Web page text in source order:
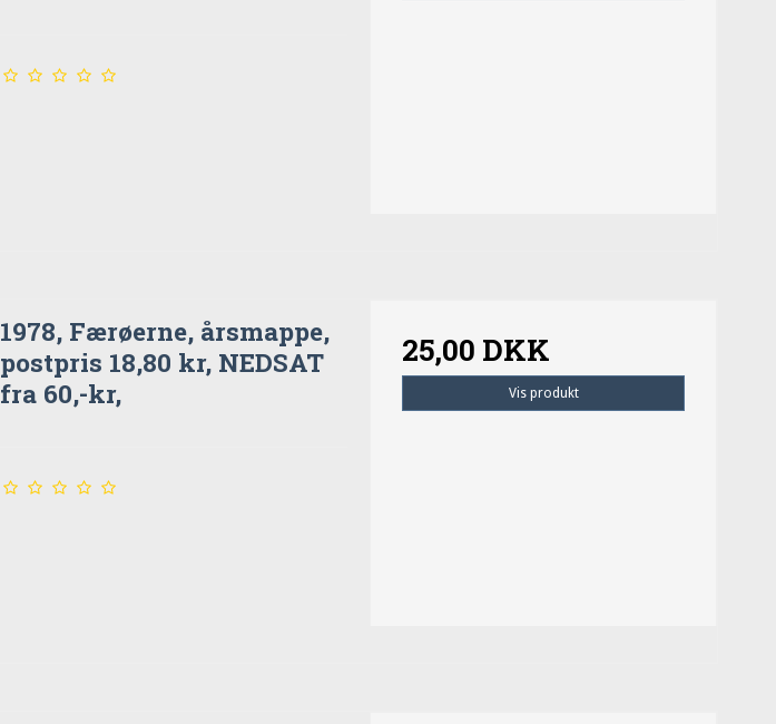
1978, Færøerne, årsmappe,
postpris 18,80 kr, NEDSAT
fra 60,-kr,
25,00 DKK
Vis produkt